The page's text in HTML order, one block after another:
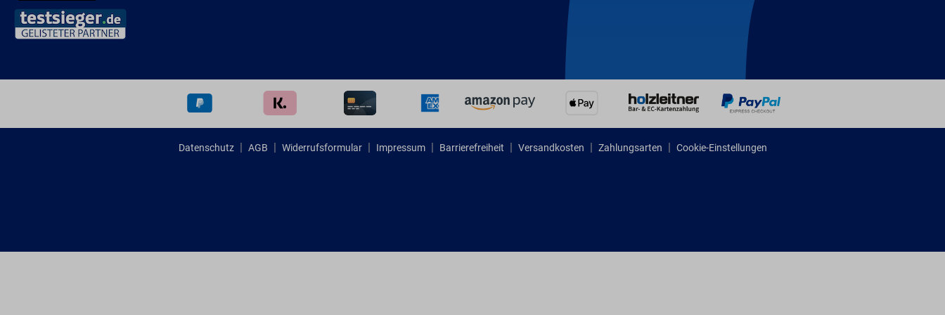
Datenschutz AGB Widerrufsformular Impressum Barrierefreiheit Versandkosten Zahlungsarten Cookie-Einstellungen